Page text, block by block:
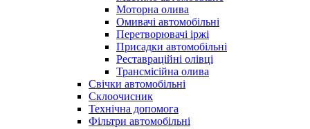
Моторна олива
Омивачі автомобільні
Перетворювачі іржі
Присадки автомобільні
Реставраційні олівці
Трансмісійна олива
Свічки автомобільні
Склоочисник
Технічна допомога
Фільтри автомобільні